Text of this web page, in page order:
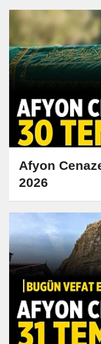
Afyon
2026